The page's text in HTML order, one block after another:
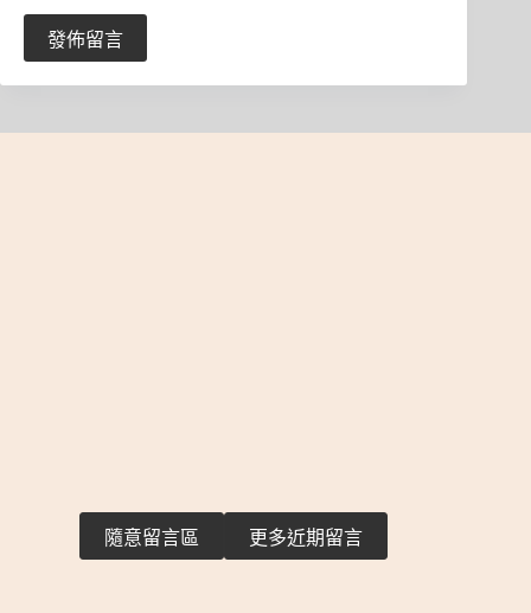
發佈留言
隨意留言區 更多近期留言